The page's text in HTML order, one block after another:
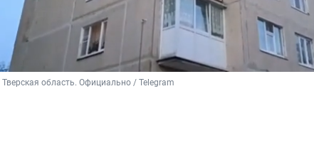
Тверская область. Официально / Telegram